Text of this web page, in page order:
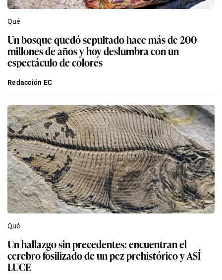
Qué
Un bosque quedó sepultado hace más de 200
millones de años y hoy deslumbra con un
espectáculo de colores
Redacción EC
Qué
Un hallazgo sin precedentes: encuentran el
cerebro fosilizado de un pez prehistórico y ASÍ
LUCE